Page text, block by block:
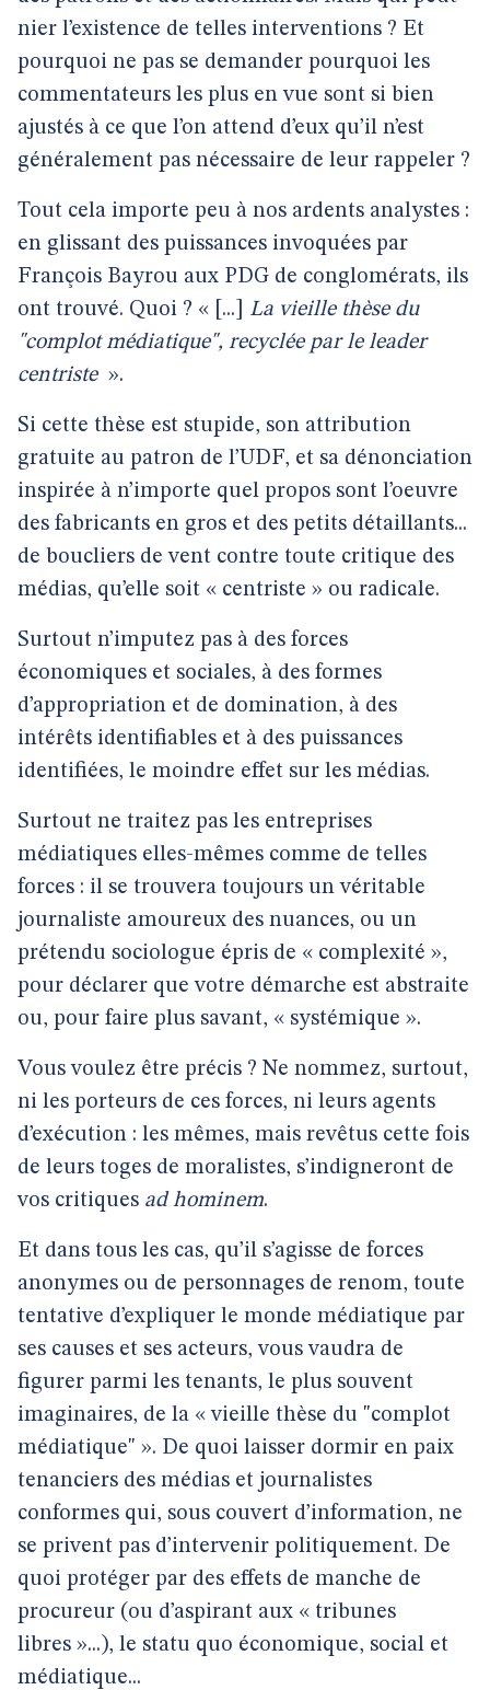
nier l’existence de telles interventions ? Et
pourquoi ne pas se demander pourquoi les
commentateurs les plus en vue sont si bien
ajustés à ce que l’on attend d’eux qu’il n’est
généralement pas nécessaire de leur rappeler ?
Tout cela importe peu à nos ardents analystes :
en glissant des puissances invoquées par
François Bayrou aux PDG de conglomérats, ils
ont trouvé. Quoi ? « [...] La vieille thèse du
"complot médiatique", recyclée par le leader
centriste ».
Si cette thèse est stupide, son attribution
gratuite au patron de l’UDF, et sa dénonciation
inspirée à n’importe quel propos sont l’oeuvre
des fabricants en gros et des petits détaillants...
de boucliers de vent contre toute critique des
médias, qu’elle soit « centriste » ou radicale.
Surtout n’imputez pas à des forces
économiques et sociales, à des formes
d’appropriation et de domination, à des
intérêts identifiables et à des puissances
identifiées, le moindre effet sur les médias.
Surtout ne traitez pas les entreprises
médiatiques elles-mêmes comme de telles
forces : il se trouvera toujours un véritable
journaliste amoureux des nuances, ou un
prétendu sociologue épris de « complexité »,
pour déclarer que votre démarche est abstraite
ou, pour faire plus savant, « systémique ».
Vous voulez être précis ? Ne nommez, surtout,
ni les porteurs de ces forces, ni leurs agents
d’exécution : les mêmes, mais revêtus cette fois
de leurs toges de moralistes, s’indigneront de
vos critiques ad hominem.
Et dans tous les cas, qu’il s’agisse de forces
anonymes ou de personnages de renom, toute
tentative d’expliquer le monde médiatique par
ses causes et ses acteurs, vous vaudra de
figurer parmi les tenants, le plus souvent
imaginaires, de la « vieille thèse du "complot
médiatique" ». De quoi laisser dormir en paix
tenanciers des médias et journalistes
conformes qui, sous couvert d’information, ne
se privent pas d’intervenir politiquement. De
quoi protéger par des effets de manche de
procureur (ou d’aspirant aux « tribunes
libres »...), le statu quo économique, social et
médiatique...